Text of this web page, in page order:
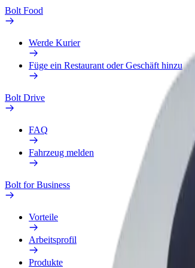
Bolt Food
Werde Kurier
Füge ein Restaurant oder Geschäft hinzu
Bolt Drive
FAQ
Fahrzeug melden
Bolt for Business
Vorteile
Arbeitsprofil
Produkte